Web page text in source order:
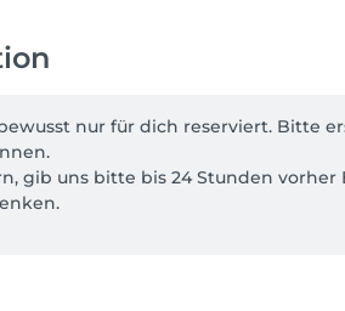
nur für dich reserviert.
gib uns bitte bis 24 Stunden